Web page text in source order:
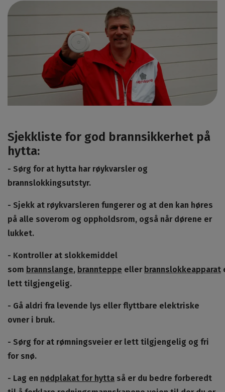
Sjekkliste for god brannsikkerhet på
hytta:
- Sørg for at hytta har røykvarsler og
brannslokkingsutstyr.
- Sjekk at røykvarsleren fungerer og at den kan høres
på alle soverom og oppholdsrom, også når dørene er
lukket.
- Kontroller at slokkemiddel
som brannslange, brannteppe eller brannslokkeapparat
lett tilgjengelig.
- Gå aldri fra levende lys eller flyttbare elektriske
ovner i bruk.
- Sørg for at rømningsveier er lett tilgjengelig og fri
for snø.
- Lag en nødplakat for hytta så er du bedre forberedt